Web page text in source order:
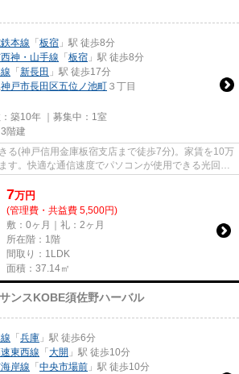
本線 「 板宿 」駅 徒歩8分
神・山手線 「 板宿 」駅 徒歩8分
「 新長田 」駅 徒歩17分
神戸市長田区五位ノ池町 ３丁目
築10年 ｜募集中： 1室
階建
る(神戸信用金庫板宿支店まで徒歩7分)。家賃を10万
す。快適な通信速度でパソコンが使用できる光回線
7万円
(管理費・共益費 5,500円)
敷：0ヶ月｜礼：2ヶ月
所在階：1階
間取り：1LDK
面積：37.14㎡
ンスKOBE須佐野ハーバル
「 兵庫 」駅 徒歩6分
東西線 「 大開 」駅 徒歩10分
岸線 「 中央市場前 」駅 徒歩10分